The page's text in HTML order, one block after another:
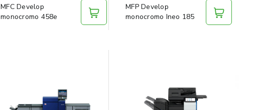
MFC Develop
monocromo 458e
MFP Develop
monocromo Ineo 185